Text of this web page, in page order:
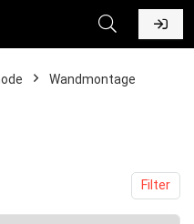
‎Wandmontage
Filter